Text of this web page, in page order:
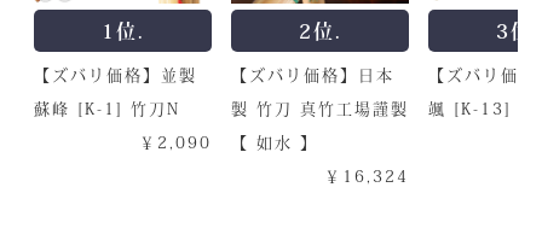
1位.
【ズバリ価格】並製
蘇峰 [K-1] 竹刀N
￥2,090
2位.
【ズバリ価格】日本
製 竹刀 真竹工場謹製
【 如水 】
￥16,324
3位.
【ズバリ価
颯 [K-13] 竹